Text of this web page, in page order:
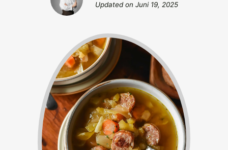
Updated on Juni 19, 2025